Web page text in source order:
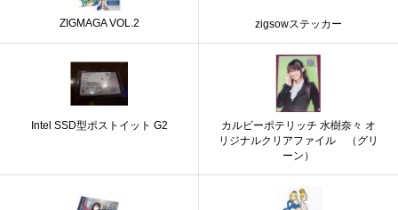
ZIGMAGA VOL.2 zigsowステッカー
Intel SSD型ポストイット G2
カルビーポテリッチ 水樹奈々 オ
リジナルクリアファイル （グリ
ーン）